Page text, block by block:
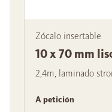
Zócalo insertable
10 x 70 mm
2,4m, laminado
A petición